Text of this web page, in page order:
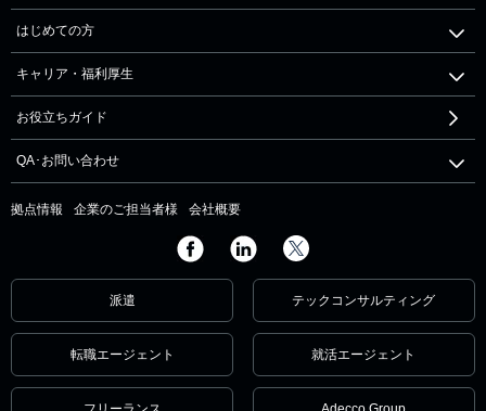
はじめての方
キャリア・福利厚生
お役立ちガイド
QA･お問い合わせ
拠点情報 企業のご担当者様 会社概要
派遣 テックコンサルティング
転職エージェント 就活エージェント